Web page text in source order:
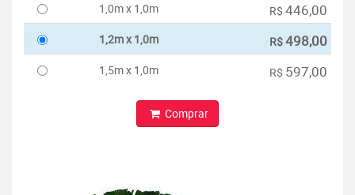
1,0m x 1,0m
R$ 446,00
1,2m x 1,0m R$498,00
1,5m x 1,0m R$ 597,00
Comprar